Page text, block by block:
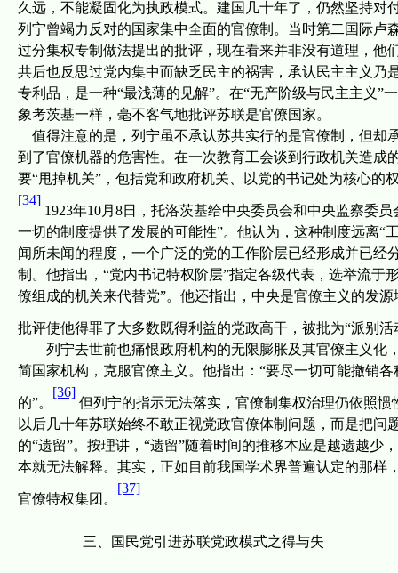
久远，不能凝固化为执政模式。建国几十年了，仍然坚持对
列宁曾竭力反对的国家集中全面的官僚制。当时第二国际卢
过分集权专制做法提出的批评，现在看来并非没有道理，他
共后也反思过党内集中而缺乏民主的祸害，承认民主主义
专利品，是一种“最浅薄的见解”。在“无产阶级与民主主义”
象考茨基一样，毫不客气地批评苏联是官僚国家。
值得注意的是，列宁虽不承认苏共实行的是官僚制，但却
到了官僚机器的危害性。在一次教育工会谈到行政机关造成
要“甩掉机关”，包括党和政府机关、以党的书记处为核心的
[34]
1923年10月 8日，托洛茨基给中央委员会和中央监察委
一切的制度提供了发展的可能性”。他认为，这种制度远离
闻所未闻的程度，一个广泛的党的工作阶层已经形成并已
制。他指出，“党内书记特权阶层”指定各级代表，选举流于
僚组成的机关来代替党”。他还指出，中央是官僚主义的发
批评使他得罪了大多数既得利益的党政高干，被批为“派别
列宁去世前也痛恨政府机构的无限膨胀及其官僚主义化
简国家机构，克服官僚主义。他指出：“要尽一切可能撤销
的”。
[36]
但列宁的指示无法落实，官僚制集权治理仍依照
以后几十年苏联始终不敢正视党政官僚体制问题，而是把
的“遗留”。按理讲，“遗留”随着时间的推移本应是越遗越少
本就无法解释。其实，正如目前我国学术界普遍认定的那
官僚特权集团。
[37]
三、 国民党引进苏联党政模式之得与失